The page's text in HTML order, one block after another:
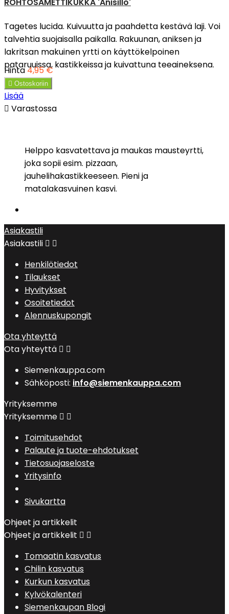
Tagetes lucida. Kuivuutta ja paahdetta kestävä laji. Voi
talvehtia suojaisalla paikalla. Rakuunan, aniksen ja
lakritsan makuinen yrtti on käyttökelpoinen
pataruuissa, kastikkeissa ja kuivattuna teeaineksena.
Hinta4,95 €
 Ostoskoriin
Lisää
 Varastossa
Helppo kasvatettava ja maukas mausteyrtti,
joka sopii esim. pizzaan,
jauhelihakastikkeeseen. Pieni ja
matalakasvuinen kasvi.
Asiakastili
Asiakastili  
Henkilötiedot
Tilaukset
Hyvitykset
Osoitetiedot
Alennuskupongit
Ota yhteyttä
Ota yhteyttä  
Siemenkauppa.com
Sähköposti: info@siemenkauppa.com
Yrityksemme
Yrityksemme  
Toimitusehdot
Palaute ja tuote-ehdotukset
Tietosuojaseloste
Yritysinfo
Sivukartta
Ohjeet ja artikkelit
Ohjeet ja artikkelit  
Tomaatin kasvatus
Chilin kasvatus
Kurkun kasvatus
Kylvökalenteri
Siemenkaupan Blogi